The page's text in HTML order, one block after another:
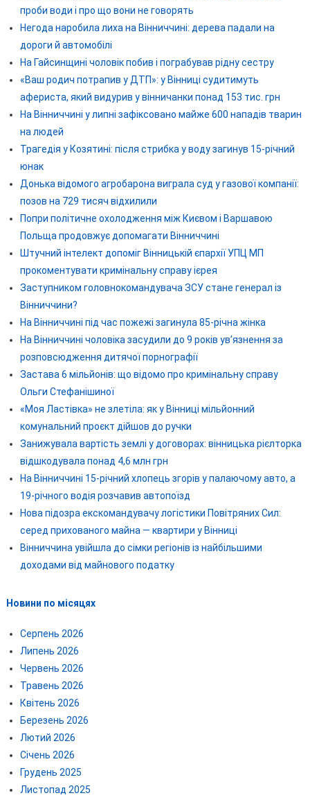
проби води і про що вони не говорять
Негода наробила лиха на Вінниччині: дерева падали на
дороги й автомобілі
На Гайсинщині чоловік побив і пограбував рідну сестру
«Ваш родич потрапив у ДТП»: у Вінниці судитимуть
афериста, який видурив у вінничанки понад 153 тис. грн
На Вінниччині у липні зафіксовано майже 600 нападів тварин
на людей
Трагедія у Козятині: після стрибка у воду загинув 15-річний
юнак
Донька відомого агробарона виграла суд у газової компанії:
позов на 729 тисяч відхилили
Попри політичне охолодження між Києвом і Варшавою
Польща продовжує допомагати Вінниччині
Штучний інтелект допоміг Вінницькій єпархії УПЦ МП
прокоментувати кримінальну справу ієрея
Заступником головнокомандувача ЗСУ стане генерал із
Вінниччини?
На Вінниччині під час пожежі загинула 85-річна жінка
На Вінниччині чоловіка засудили до 9 років ув’язнення за
розповсюдження дитячої порнографії
Застава 6 мільйонів: що відомо про кримінальну справу
Ольги Стефанішиної
«Моя Ластівка» не злетіла: як у Вінниці мільйонний
комунальний проєкт дійшов до ручки
Занижувала вартість землі у договорах: вінницька рієлторка
відшкодувала понад 4,6 млн грн
На Вінниччині 15-річний хлопець згорів у палаючому авто, а
19-річного водія розчавив автопоїзд
Нова підозра екскомандувачу логістики Повітряних Сил:
серед прихованого майна — квартири у Вінниці
Вінниччина увійшла до сімки регіонів із найбільшими
доходами від майнового податку
Новини по місяцях
Серпень 2026
Липень 2026
Червень 2026
Травень 2026
Квітень 2026
Березень 2026
Лютий 2026
Січень 2026
Грудень 2025
Листопад 2025